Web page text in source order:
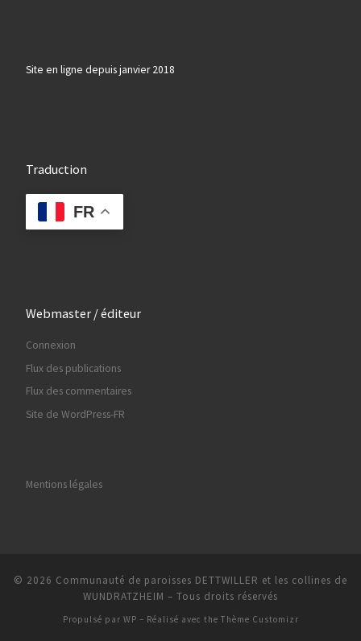
Site en ligne depuis janvier 2018
Traduction
FR
Webmaster / éditeur
Connexion
Flux des publications
Flux des commentaires
Site de WordPress-FR
Mentions légales
© 2026 Communauté de paroisses DETTWILLER et les collines de
WUNDRATZHEIM – Tous droits réservés
Propulsé par WP – Réalisé avec the Thème Customizr